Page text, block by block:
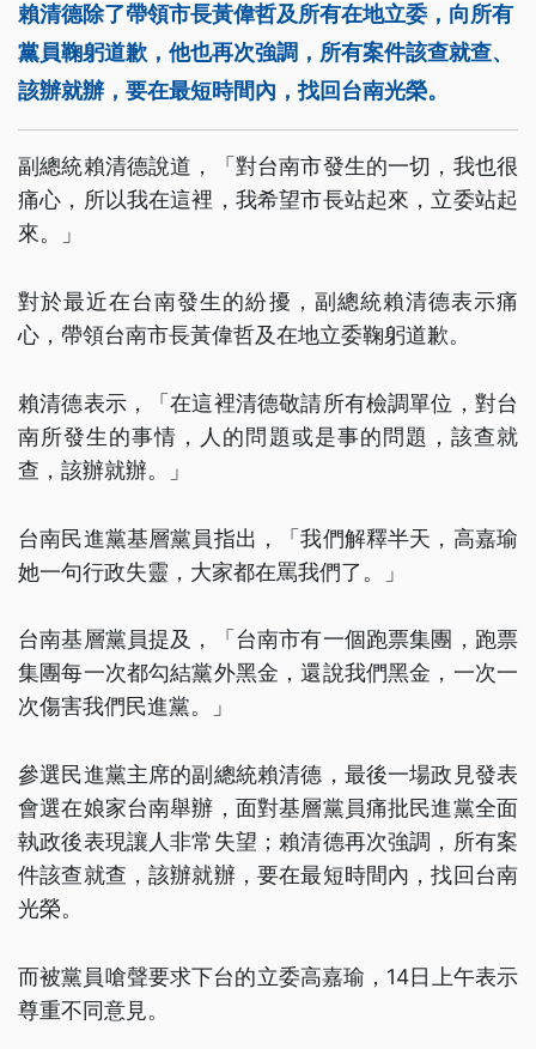
賴清德除了帶領市長黃偉哲及所有在地立委，向所有
黨員鞠躬道歉，他也再次強調，所有案件該查就查、
該辦就辦，要在最短時間內，找回台南光榮。
副總統賴清德說道，「對台南市發生的一切，我也很
痛心，所以我在這裡，我希望市長站起來，立委站起
來。」
對於最近在台南發生的紛擾，副總統賴清德表示痛
心，帶領台南市長黃偉哲及在地立委鞠躬道歉。
賴清德表示，「在這裡清德敬請所有檢調單位，對台
南所發生的事情，人的問題或是事的問題，該查就
查，該辦就辦。」
台南民進黨基層黨員指出，「我們解釋半天，高嘉瑜
她一句行政失靈，大家都在罵我們了。」
台南基層黨員提及，「台南市有一個跑票集團，跑票
集團每一次都勾結黨外黑金，還說我們黑金，一次一
次傷害我們民進黨。」
參選民進黨主席的副總統賴清德，最後一場政見發表
會選在娘家台南舉辦，面對基層黨員痛批民進黨全面
執政後表現讓人非常失望；賴清德再次強調，所有案
件該查就查，該辦就辦，要在最短時間內，找回台南
光榮。
而被黨員嗆聲要求下台的立委高嘉瑜，14日上午表示
尊重不同意見。